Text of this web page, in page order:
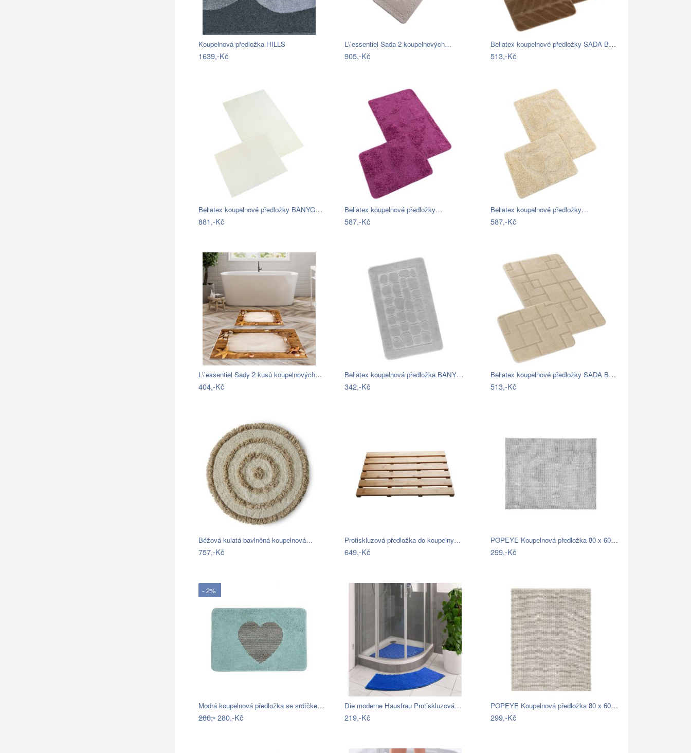
Koupelnová předložka HILLS
1639,-Kč
L\'essentiel Sada 2 koupelnových…
905,-Kč
Bellatex koupelnové předložky SADA BANY…
513,-Kč
Bellatex koupelnové předložky BANYGOLD…
881,-Kč
Bellatex koupelnové předložky…
587,-Kč
Bellatex koupelnové předložky…
587,-Kč
L\'essentiel Sady 2 kusů koupelnových…
404,-Kč
Bellatex koupelnová předložka BANY…
342,-Kč
Bellatex koupelnové předložky SADA BANY…
513,-Kč
Béžová kulatá bavlněná koupelnová…
757,-Kč
Protiskluzová předložka do koupelny…
649,-Kč
POPEYE Koupelnová předložka 80 x 60 cm …
299,-Kč
- 2%
Modrá koupelnová předložka se srdíčkem …
286,-280,-Kč
Die moderne Hausfrau Protiskluzová…
219,-Kč
POPEYE Koupelnová předložka 80 x 60 cm …
299,-Kč